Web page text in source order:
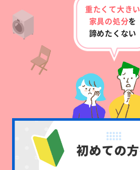
重たくて大きい
家具の処分を
諦めたくない